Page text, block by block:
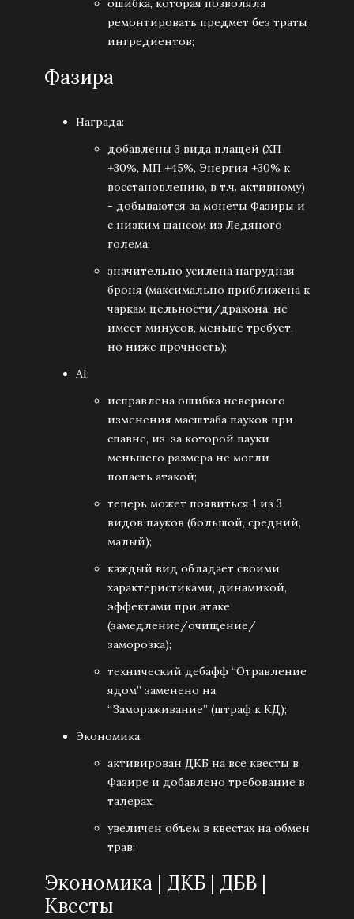
ошибка, которая позволяла
ремонтировать предмет без траты
ингредиентов;
Фазира
Награда:
добавлены 3 вида плащей (ХП
+30%, МП +45%, Энергия +30% к
восстановлению, в т.ч. активному)
- добываются за монеты Фазиры и
с низким шансом из Ледяного
голема;
значительно усилена нагрудная
броня (максимально приближена к
чаркам цельности/дракона, не
имеет минусов, меньше требует,
но ниже прочность);
AI:
исправлена ошибка неверного
изменения масштаба пауков при
спавне, из-за которой пауки
меньшего размера не могли
попасть атакой;
теперь может появиться 1 из 3
видов пауков (большой, средний,
малый);
каждый вид обладает своими
характеристиками, динамикой,
эффектами при атаке
(замедление/очищение/
заморозка);
технический дебафф “Отравление
ядом” заменено на
“Замораживание” (штраф к КД);
Экономика:
активирован ДКБ на все квесты в
Фазире и добавлено требование в
талерах;
увеличен объем в квестах на обмен
трав;
Экономика | ДКБ | ДБВ |
Квесты